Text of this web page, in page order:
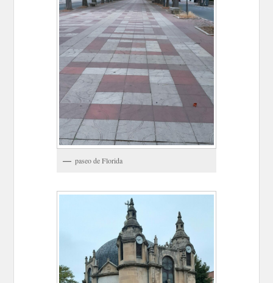
paseo de Florida